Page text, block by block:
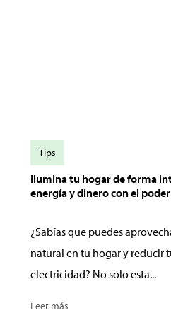
Ilumina tu hogar de forma
energía y dinero con el
¿Sabías que puedes
natural en tu hogar y reducir
electricidad? No solo esta...
Leer más
Tips